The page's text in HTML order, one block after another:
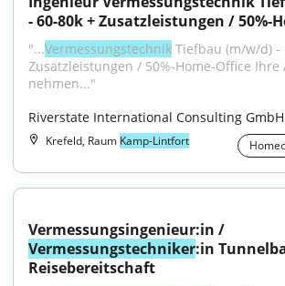
- 60-80k + Zusatzleistungen / 50%-
"...Vermessungstechnik Tiefbau (m/w/d) -
Zusatzleistungen / 50%-Home-Office Ihre
nehmen..."
Riverstate International Consulting GmbH
Krefeld, Raum Kamp-Lintfort
Vermessungstechniker:in
Reisebereitschaft